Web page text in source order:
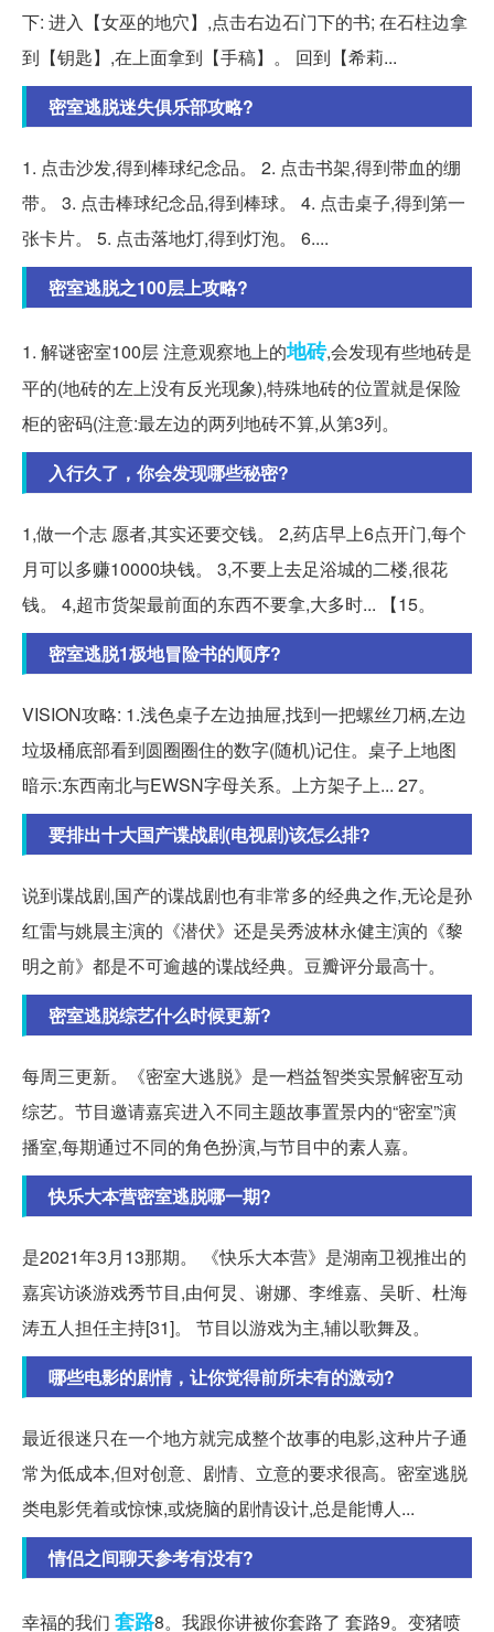
下: 进入【女巫的地穴】,点击右边石门下的书; 在石柱边拿
到【钥匙】,在上面拿到【手稿】。 回到【希莉...
密室逃脱迷失俱乐部攻略?
1. 点击沙发,得到棒球纪念品。 2. 点击书架,得到带血的绷
带。 3. 点击棒球纪念品,得到棒球。 4. 点击桌子,得到第一
张卡片。 5. 点击落地灯,得到灯泡。 6....
密室逃脱之100层上攻略?
1. 解谜密室100层 注意观察地上的地砖,会发现有些地砖是
平的(地砖的左上没有反光现象),特殊地砖的位置就是保险
柜的密码(注意:最左边的两列地砖不算,从第3列。
入行久了，你会发现哪些秘密?
1,做一个志 愿者,其实还要交钱。 2,药店早上6点开门,每个
月可以多赚10000块钱。 3,不要上去足浴城的二楼,很花
钱。 4,超市货架最前面的东西不要拿,大多时... 【15。
密室逃脱1极地冒险书的顺序?
VISION攻略: 1.浅色桌子左边抽屉,找到一把螺丝刀柄,左边
垃圾桶底部看到圆圈圈住的数字(随机)记住。桌子上地图
暗示:东西南北与EWSN字母关系。上方架子上... 27。
要排出十大国产谍战剧(电视剧)该怎么排?
说到谍战剧,国产的谍战剧也有非常多的经典之作,无论是孙
红雷与姚晨主演的《潜伏》还是吴秀波林永健主演的《黎
明之前》都是不可逾越的谍战经典。豆瓣评分最高十。
密室逃脱综艺什么时候更新?
每周三更新。《密室大逃脱》是一档益智类实景解密互动
综艺。节目邀请嘉宾进入不同主题故事置景内的“密室”演
播室,每期通过不同的角色扮演,与节目中的素人嘉。
快乐大本营密室逃脱哪一期?
是2021年3月13那期。 《快乐大本营》是湖南卫视推出的
嘉宾访谈游戏秀节目,由何炅、谢娜、李维嘉、吴昕、杜海
涛五人担任主持[31]。 节目以游戏为主,辅以歌舞及。
哪些电影的剧情，让你觉得前所未有的激动?
最近很迷只在一个地方就完成整个故事的电影,这种片子通
常为低成本,但对创意、剧情、立意的要求很高。密室逃脱
类电影凭着或惊悚,或烧脑的剧情设计,总是能博人...
情侣之间聊天参考有没有?
幸福的我们 套路8。我跟你讲被你套路了 套路9。变猪喷